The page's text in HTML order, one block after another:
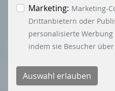
Ihre Einwilligung
auf den Button "Cookie
klicken.
Marketing: Marketing-
Drittanbietern oder
personalisierte
indem sie Besucher